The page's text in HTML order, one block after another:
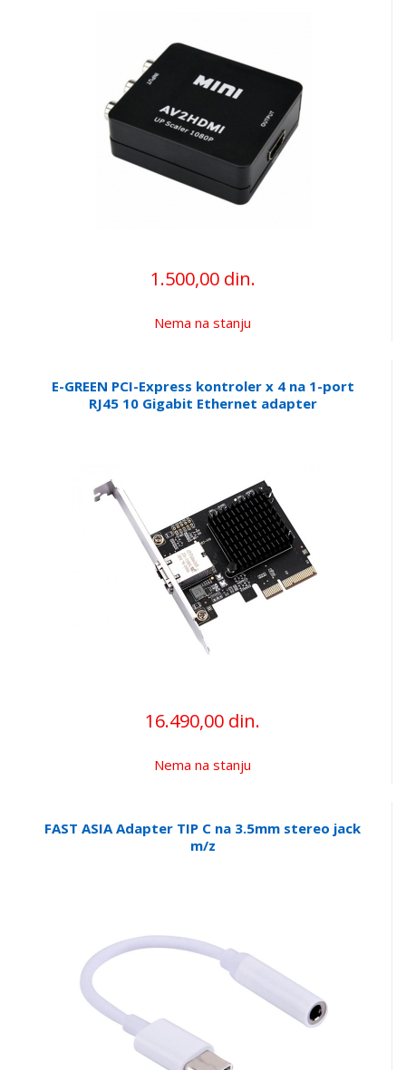
1.500,00 din.
Nema na stanju
E-GREEN PCI-Express kontroler x 4 na 1-port
RJ45 10 Gigabit Ethernet adapter
16.490,00 din.
Nema na stanju
FAST ASIA Adapter TIP C na 3.5mm stereo jack
m/z